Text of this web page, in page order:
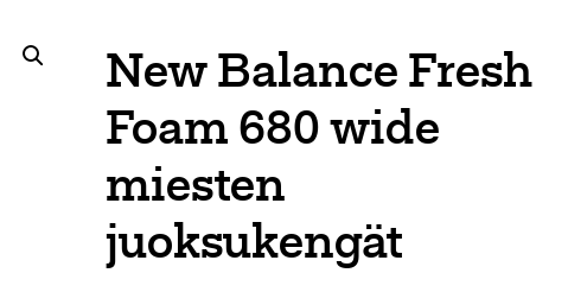
New Balance Fresh
Foam 680 wide
miesten
juoksukengät